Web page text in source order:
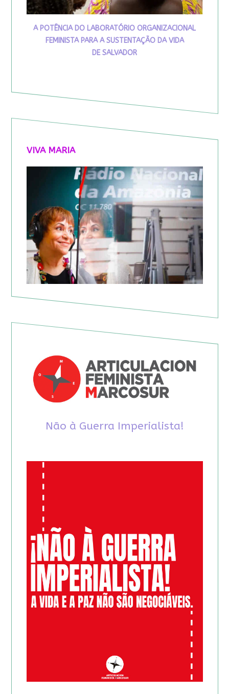
A POTÊNCIA DO LABORATÓRIO ORGANIZACIONAL
FEMINISTA PARA A SUSTENTAÇÃO DA VIDA
DE SALVADOR
VIVA MARIA
Não à Guerra Imperialista!